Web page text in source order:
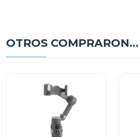
OTROS COMPRARON...